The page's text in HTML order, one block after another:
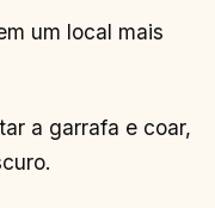
um local mais
a garrafa e coar,